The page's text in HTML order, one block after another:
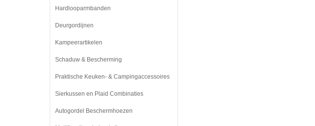
Hardlooparmbanden
Deurgordijnen
Kampeerartikelen
Schaduw & Bescherming
Praktische Keuken- & Campingaccessoires
Sierkussen en Plaid Combinaties
Autogordel Beschermhoezen